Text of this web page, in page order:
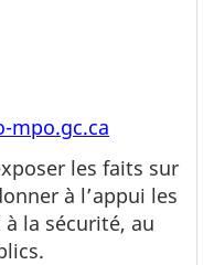
mpo.gc.ca
les faits sur
à l’appui les
la sécurité, au